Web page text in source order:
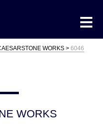
WORKS
6046
WORKS